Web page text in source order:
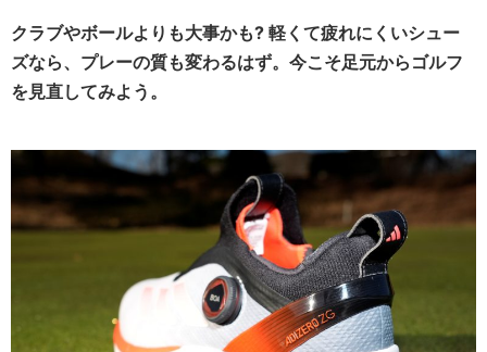
クラブやボールよりも大事かも? 軽くて疲れにくいシュー
ズなら、 プレーの質も変わるはず。 今こそ足元からゴルフ
を見直してみよう。